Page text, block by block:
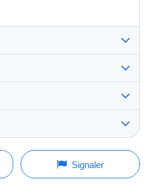
:
(12350x)
Boutique
vous devez ouvrir
d'une minute si une offre est
minute avant son échéance.
Signaler